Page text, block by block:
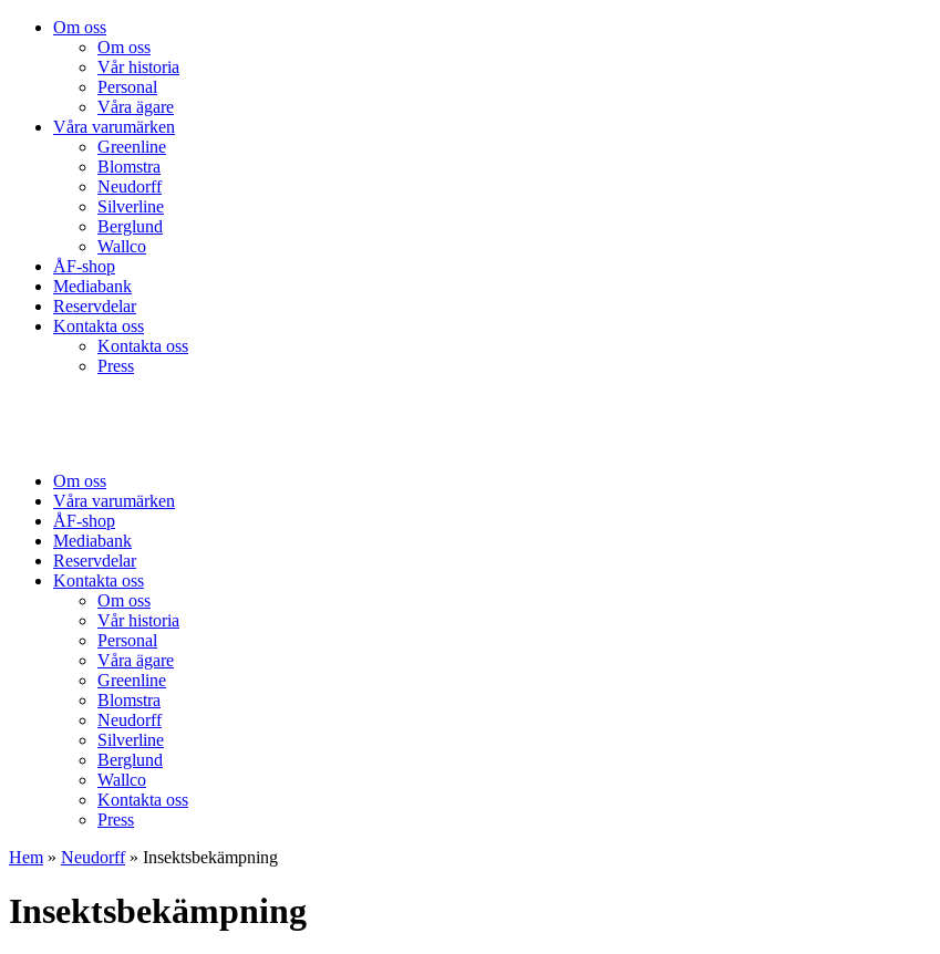
Om oss
Om oss
Vår historia
Personal
Våra ägare
Våra varumärken
Greenline
Blomstra
Neudorff
Silverline
Berglund
Wallco
ÅF-shop
Mediabank
Reservdelar
Kontakta oss
Kontakta oss
Press
Om oss
Våra varumärken
ÅF-shop
Mediabank
Reservdelar
Kontakta oss
Om oss
Vår historia
Personal
Våra ägare
Greenline
Blomstra
Neudorff
Silverline
Berglund
Wallco
Kontakta oss
Press
Hem » Neudorff» Insektsbekämpning
Insektsbekämpning